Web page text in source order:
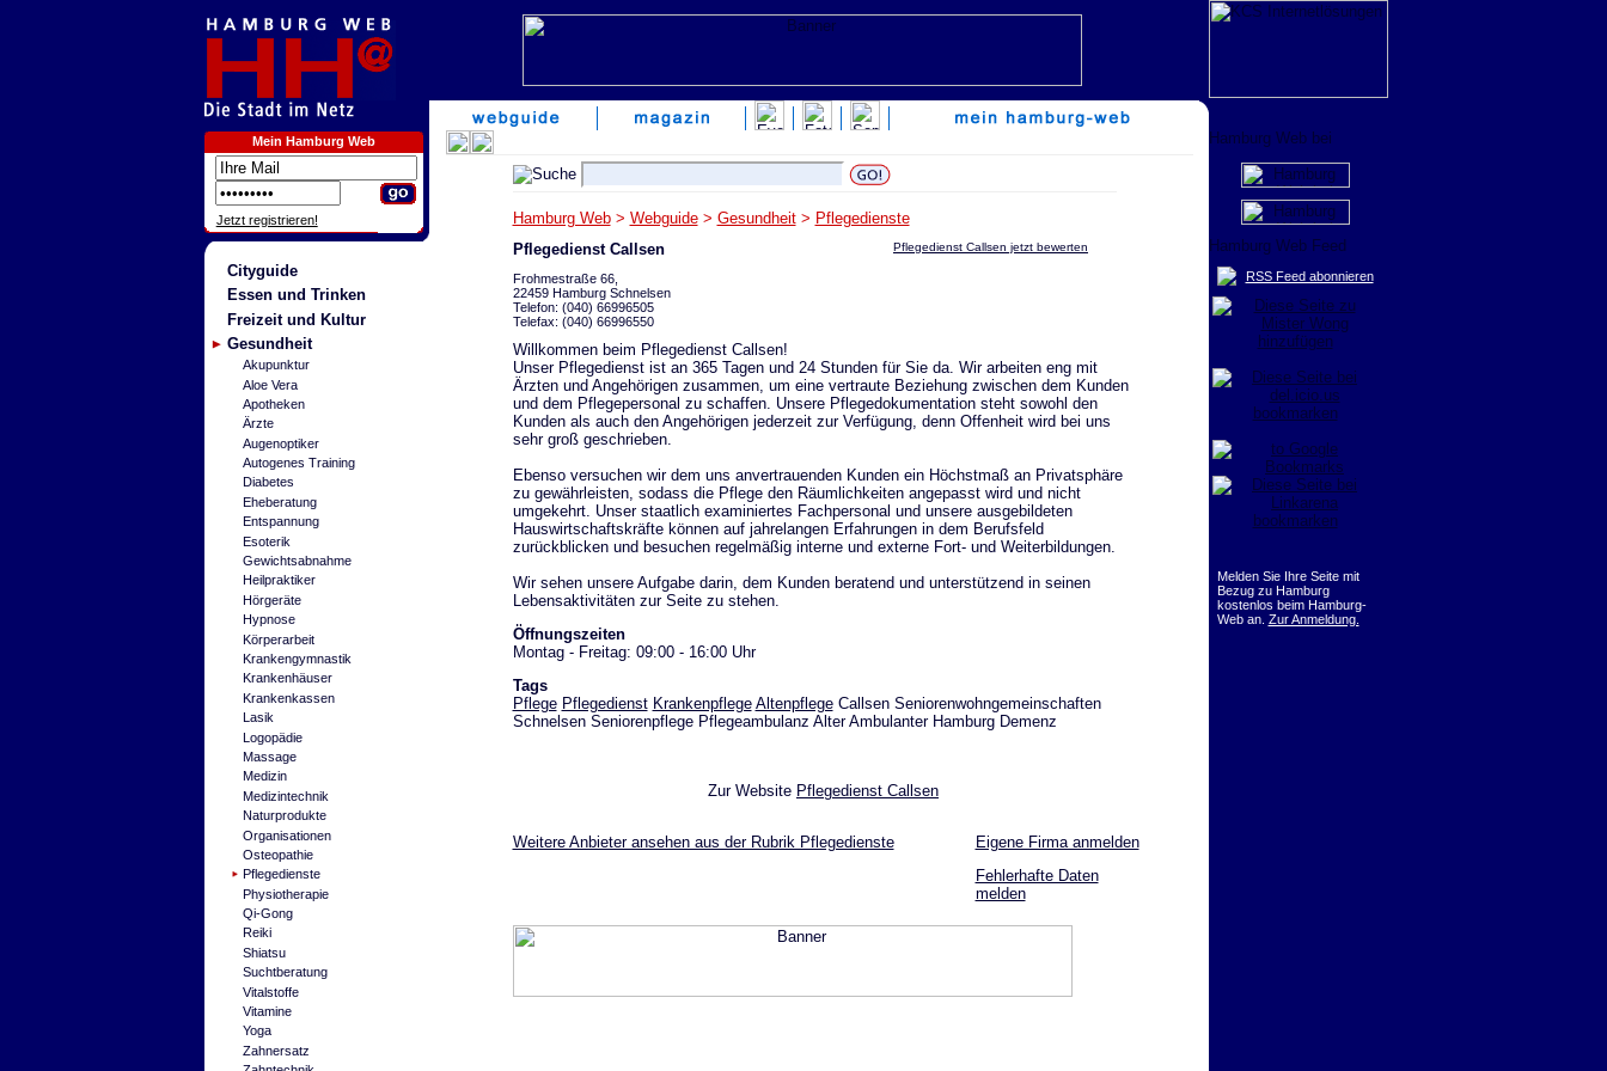
Mein Hamburg Web
Jetzt registrieren!
Cityguide
Essen und Trinken
Freizeit und Kultur
Gesundheit
Akupunktur
Aloe Vera
Apotheken
Ärzte
Augenoptiker
Autogenes Training
Diabetes
Eheberatung
Entspannung
Esoterik
Gewichtsabnahme
Heilpraktiker
Hörgeräte
Hypnose
Körperarbeit
Krankengymnastik
Krankenhäuser
Krankenkassen
Lasik
Logopädie
Massage
Medizin
Medizintechnik
Naturprodukte
Organisationen
Osteopathie
Pflegedienste
Physiotherapie
Qi-Gong
Reiki
Shiatsu
Suchtberatung
Vitalstoffe
Vitamine
Yoga
Zahnersatz
Hamburg Web> Webguide> Gesundheit> Pflegedienste
Pflegedienst Callsen jetzt bewerten
Pflegedienst Callsen
Frohmestraße 66,
22459 Hamburg Schnelsen
Telefon: (040) 66996505
Telefax: (040) 66996550
Willkommen beim Pflegedienst Callsen!
Unser Pflegedienst ist an 365 Tagen und 24 Stunden für Sie da. Wir arbeiten eng mit
Ärzten und Angehörigen zusammen, um eine vertraute Beziehung zwischen dem Kunden
und dem Pflegepersonal zu schaffen. Unsere Pflegedokumentation steht sowohl den
Kunden als auch den Angehörigen jederzeit zur Verfügung, denn Offenheit wird bei uns
sehr groß geschrieben.
Ebenso versuchen wir dem uns anvertrauenden Kunden ein Höchstmaß an Privatsphäre
zu gewährleisten, sodass die Pflege den Räumlichkeiten angepasst wird und nicht
umgekehrt. Unser staatlich examiniertes Fachpersonal und unsere ausgebildeten
Hauswirtschaftskräfte können auf jahrelangen Erfahrungen in dem Berufsfeld
zurückblicken und besuchen regelmäßig interne und externe Fort- und Weiterbildungen.
Wir sehen unsere Aufgabe darin, dem Kunden beratend und unterstützend in seinen
Lebensaktivitäten zur Seite zu stehen.
Öffnungszeiten
Montag - Freitag: 09:00 - 16:00 Uhr
Tags
Pflege Pflegedienst Krankenpflege AltenpflegeCallsen Seniorenwohngemeinschaften
Schnelsen Seniorenpflege Pflegeambulanz Alter Ambulanter Hamburg Demenz
Zur Website Pflegedienst Callsen
Weitere Anbieter ansehen aus der Rubrik Pflegedienste
Eigene Firma anmelden
Fehlerhafte Daten
melden
RSS Feed abonnieren
Melden Sie Ihre Seite mit
Bezug zu Hamburg
kostenlos beim Hamburg-
Web an. Zur Anmeldung.